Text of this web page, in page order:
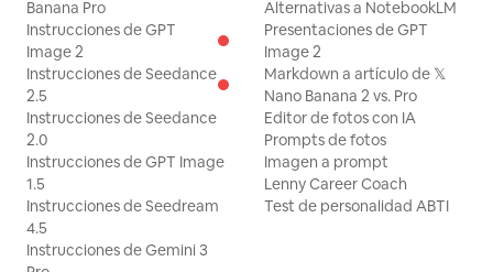
Banana Pro
Instrucciones de GPT
Image 2
Instrucciones de Seedance
2.5
Instrucciones de Seedance
2.0
Instrucciones de GPT Image
1.5
Instrucciones de Seedream
4.5
Instrucciones de Gemini 3
Alternativas a NotebookLM
Presentaciones de GPT
Image 2
Markdown a artículo de 𝕏
Nano Banana 2 vs. Pro
Editor de fotos con IA
Prompts de fotos
Imagen a prompt
Lenny Career Coach
Test de personalidad ABTI